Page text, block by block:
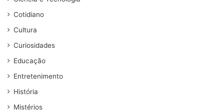
Cotidiano
Cultura
Curiosidades
Educação
Entretenimento
História
Mistérios